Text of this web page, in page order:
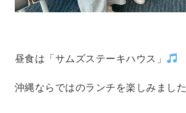
昼食は「サムズステーキハウス」
沖縄ならではのランチを楽しみました